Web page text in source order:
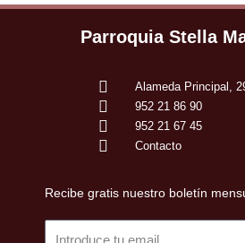
Parroquia Stella
Alameda Principal,
952 21 86 90
952 21 67 45
Contacto
Recibe gratis nuestro boletín